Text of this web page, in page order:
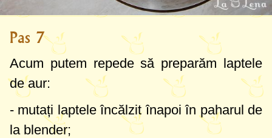
Pas 7
Acum putem repede să preparăm laptele
de aur:
- mutați laptele încălzit înapoi în paharul de
la blender;